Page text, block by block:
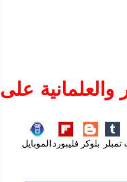
على
تمبلر بلوكر فليبورد الموبايل